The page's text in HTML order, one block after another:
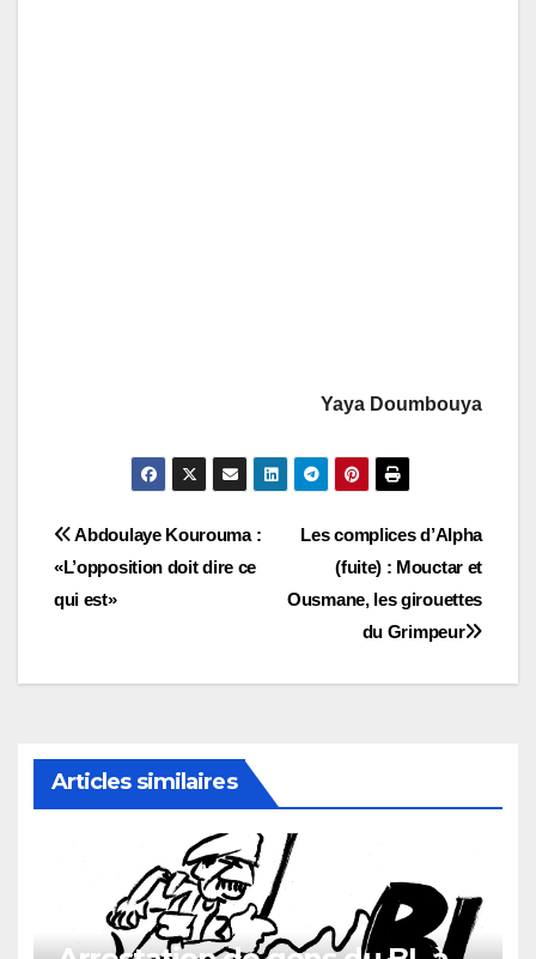
Yaya Doumbouya
Navigation
de
Les complices d’Alpha
(fuite) : Mouctar et
Ousmane, les girouettes
du Grimpeur
Abdoulaye Kourouma :
«L’opposition doit dire ce
qui est»
Articles similaires